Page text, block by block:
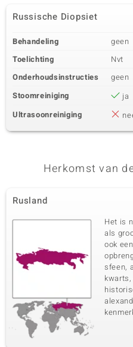
Russische Diopsiet
Behandeling
geen
Toelichting
Nvt
Onderhoudsinstructies
geen
Stoomreiniging
ja
Ultrasoonreiniging
Herkomst van
Rusland
Het is
als
ook
sfeen,